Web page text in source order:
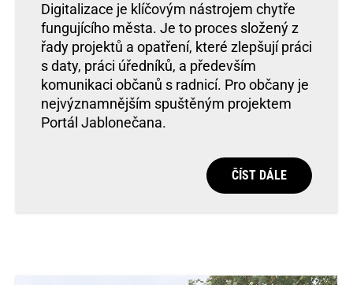
Digitalizace je klíčovým nástrojem chytře
fungujícího města. Je to proces složený z
řady projektů a opatření, které zlepšují práci
s daty, práci úředníků, a především
komunikaci občanů s radnicí. Pro občany je
nejvýznamnějším spuštěným projektem
Portál Jablonečana.
ČÍST DÁLE